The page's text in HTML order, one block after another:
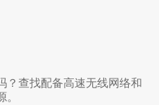
？查找配备高速无线网络和